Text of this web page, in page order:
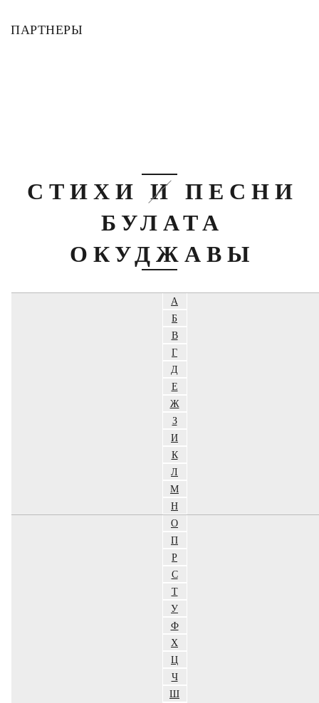
ПАРТНЕРЫ
СТИХИ И ПЕСНИ
БУЛАТА
ОКУДЖАВЫ
А
Б
В
Г
Д
Е
Ж
З
И
К
Л
М
Н
О
П
Р
С
Т
У
Ф
Х
Ц
Ч
Ш